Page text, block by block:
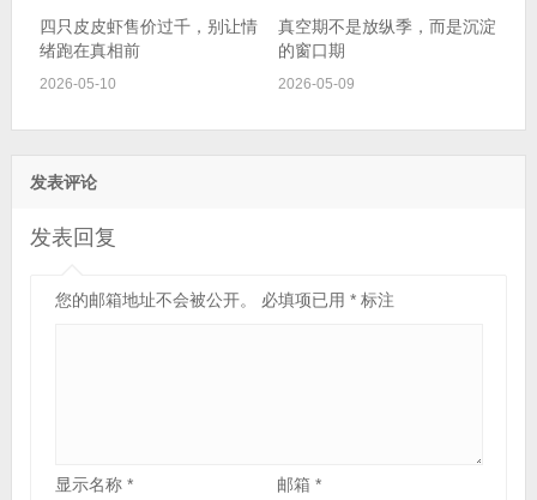
四只皮皮虾售价过千，别让情
绪跑在真相前
2026-05-10
真空期不是放纵季，而是沉淀
的窗口期
2026-05-09
发表评论
发表回复
您的邮箱地址不会被公开。 必填项已用 *标注
显示名称 * 邮箱*